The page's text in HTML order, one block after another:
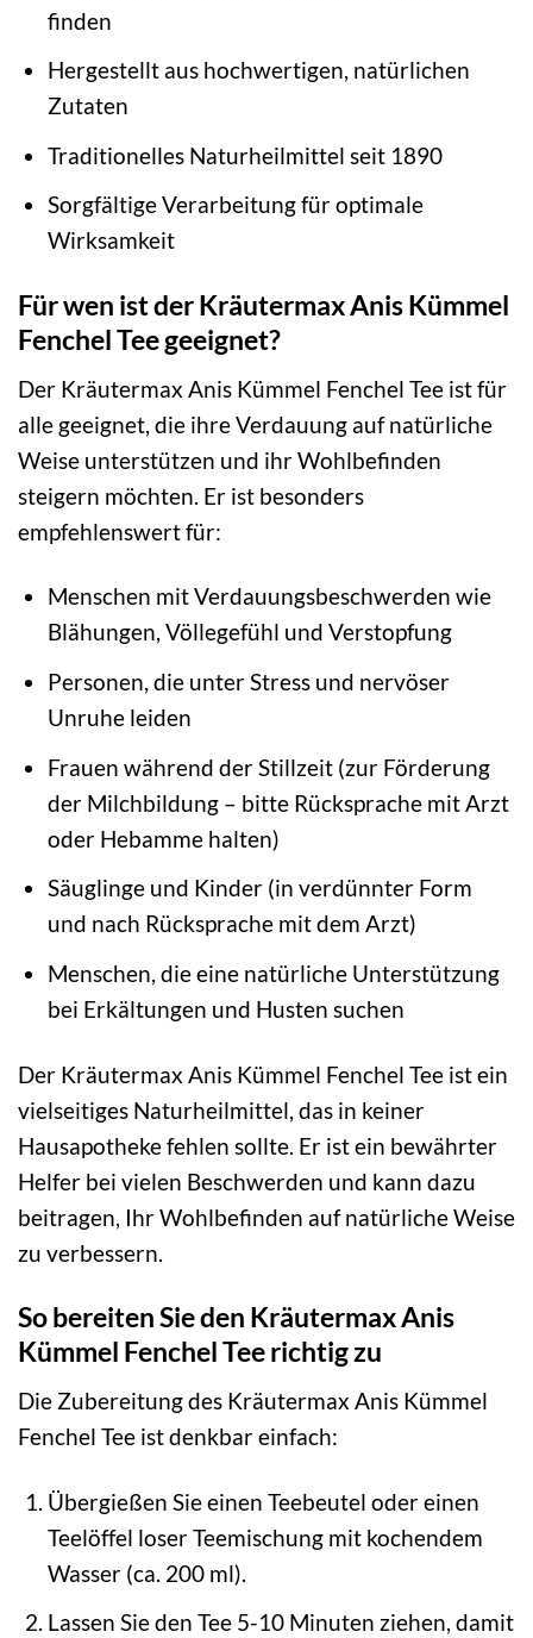
finden
Hergestellt aus hochwertigen, natürlichen
Zutaten
Traditionelles Naturheilmittel seit 1890
Sorgfältige Verarbeitung für optimale
Wirksamkeit
Für wen ist der Kräutermax Anis Kümmel
Fenchel Tee geeignet?
Der Kräutermax Anis Kümmel Fenchel Tee ist für
alle geeignet, die ihre Verdauung auf natürliche
Weise unterstützen und ihr Wohlbefinden
steigern möchten. Er ist besonders
empfehlenswert für:
Menschen mit Verdauungsbeschwerden wie
Blähungen, Völlegefühl und Verstopfung
Personen, die unter Stress und nervöser
Unruhe leiden
Frauen während der Stillzeit (zur Förderung
der Milchbildung – bitte Rücksprache mit Arzt
oder Hebamme halten)
Säuglinge und Kinder (in verdünnter Form
und nach Rücksprache mit dem Arzt)
Menschen, die eine natürliche Unterstützung
bei Erkältungen und Husten suchen
Der Kräutermax Anis Kümmel Fenchel Tee ist ein
vielseitiges Naturheilmittel, das in keiner
Hausapotheke fehlen sollte. Er ist ein bewährter
Helfer bei vielen Beschwerden und kann dazu
beitragen, Ihr Wohlbefinden auf natürliche Weise
zu verbessern.
So bereiten Sie den Kräutermax Anis
Kümmel Fenchel Tee richtig zu
Die Zubereitung des Kräutermax Anis Kümmel
Fenchel Tee ist denkbar einfach:
Übergießen Sie einen Teebeutel oder einen
Teelöffel loser Teemischung mit kochendem
Wasser (ca. 200 ml).
Lassen Sie den Tee 5-10 Minuten ziehen, damit